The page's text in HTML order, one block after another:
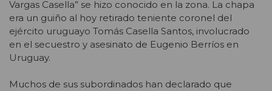
Vargas Casella” se hizo conocido en la zona. La chapa
era un guiño al hoy retirado teniente coronel del
ejército uruguayo Tomás Casella Santos, involucrado
en el secuestro y asesinato de Eugenio Berríos en
Uruguay.
Muchos de sus subordinados han declarado que